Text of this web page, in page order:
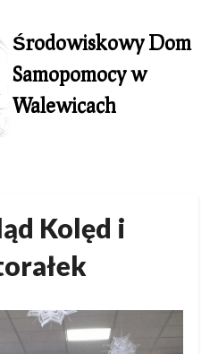
Środowiskowy Dom
Samopomocy w
Walewicach
Kolęd i